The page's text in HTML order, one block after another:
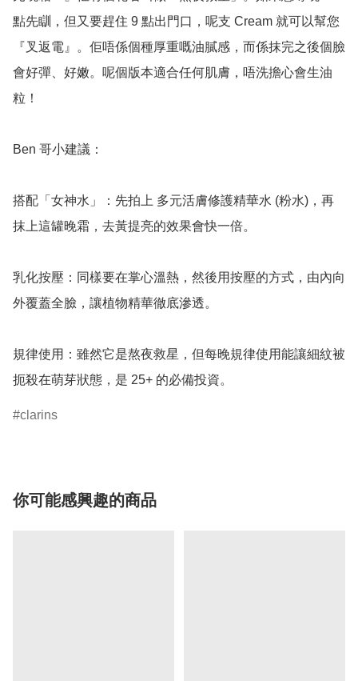
點先瞓，但又要趕住 9 點出門口，呢支 Cream 就可以幫您
『叉返電』。佢唔係個種厚重嘅油膩感，而係抹完之後個臉
會好彈、好嫩。呢個版本適合任何肌膚，唔洗擔心會生油
粒！
Ben 哥小建議：
搭配「女神水」：先拍上 多元活膚修護精華水 (粉水)，再
抹上這罐晚霜，去黃提亮的效果會快一倍。
乳化按壓：同樣要在掌心溫熱，然後用按壓的方式，由內向
外覆蓋全臉，讓植物精華徹底滲透。
規律使用：雖然它是熬夜救星，但每晚規律使用能讓細紋被
扼殺在萌芽狀態，是 25+ 的必備投資。
clarins
你可能感興趣的商品